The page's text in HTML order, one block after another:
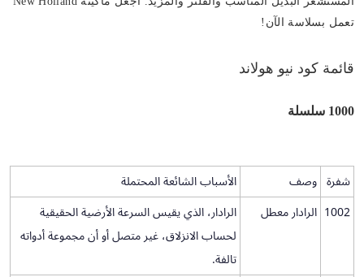
تعمل بسلاسة الآن!
قائمة كود نيو هولاند
1000 سلسلة
شفرة وصف
الأسباب الشائعة المحتملة
1002 الرادار معطل
الرادار، الذي يقيس السرعة الأرضية الحقيقية
لحساب الانزلاق، غير متصل أو أن مجموعة أدواته
تالفة.